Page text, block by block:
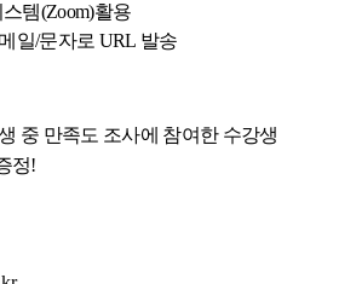
템(Zoom)활용
일/문자로 URL 발송
중 만족도 조사에 참여한 수강생
정!